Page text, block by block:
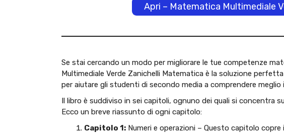
Apri – Matematica Multimediale
Se stai cercando un modo per migliorare le tue competenze
Multimediale Verde Zanichelli Matematica è la soluzione
per aiutare gli studenti di secondo media a comprendere
Il libro è suddiviso in sei capitoli, ognuno dei quali si concentra
Ecco un breve riassunto di ogni capitolo:
Capitolo 1: Numeri e operazioni – Questo capitolo copre